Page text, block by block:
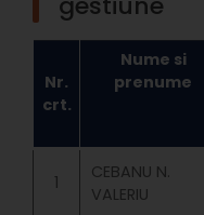
Nr.
crt.
Nume si
prenume
1
CEBANU N.
VALERIU